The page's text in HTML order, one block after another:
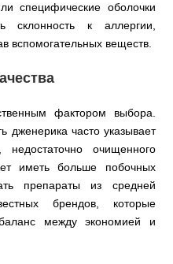
специфические оболочки
к аллергии,
вспомогательных веществ.
фактором выбора.
дженерика часто указывает
очищенного
иметь больше побочных
препараты из средней
брендов, которые
между экономией и